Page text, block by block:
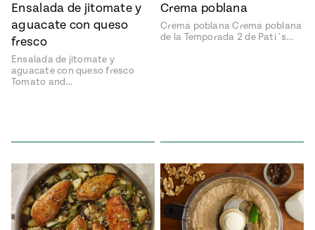
Ensalada de jitomate y
aguacate con queso
fresco
Ensalada de jitomate y
aguacate con queso fresco
Tomato and…
Crema poblana
Crema poblana Crema poblana
de la Temporada 2 de Pati´s…